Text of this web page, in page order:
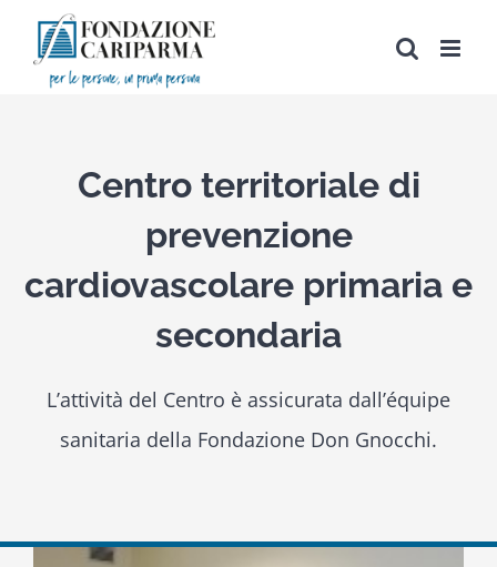
contenuto
Centro territoriale di
prevenzione
cardiovascolare primaria e
secondaria
L’attività del Centro è assicurata dall’équipe
sanitaria della Fondazione Don Gnocchi.